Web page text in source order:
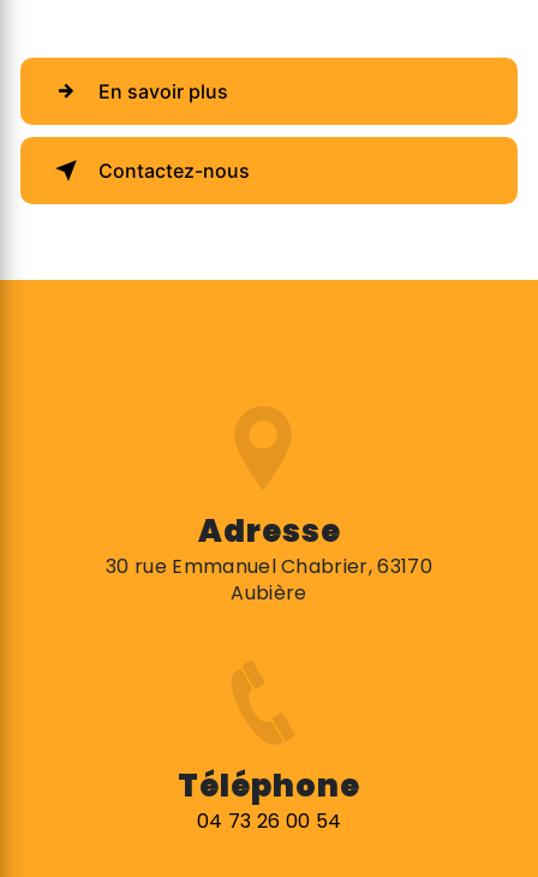
En savoir plus
Contactez-nous
Adresse
30 rue Emmanuel Chabrier, 63170
Aubière
Téléphone
04 73 26 00 54